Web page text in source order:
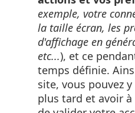
exemple, votre
la taille écran, les
d'affichage en
etc...), et ce
temps définie.
site, vous pouvez
plus tard et avoir